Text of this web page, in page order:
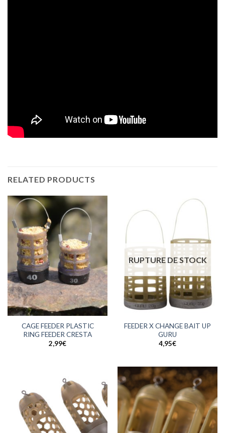
RELATED PRODUCTS
CAGE FEEDER PLASTIC
RING FEEDER CRESTA
2,99€
RUPTURE DE STOCK
FEEDER X CHANGE BAIT UP
GURU
4,95€